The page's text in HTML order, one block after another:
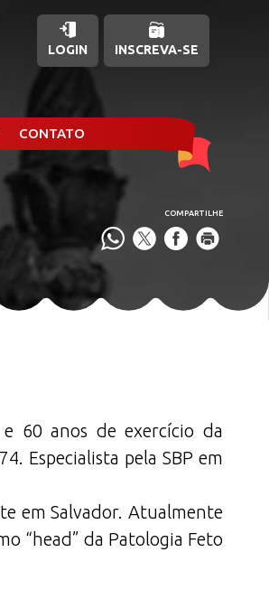
COMPARTILHE
LOGIN INSCREVA-SE
CONTATO
60 anos de exercício da
Especialista pela SBP em
em Salvador. Atualmente
“head” da Patologia Feto